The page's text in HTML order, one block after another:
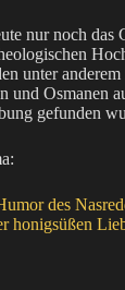
nur noch das
unter anderem
und Osmanen
gefunden
des
honigsüßen